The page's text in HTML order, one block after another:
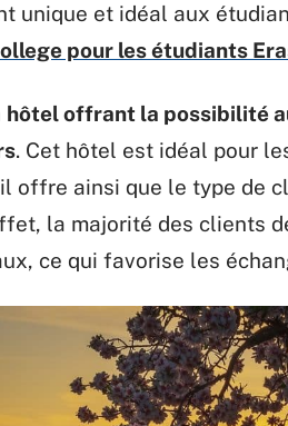
unique et idéal aux
pour les étudiants
hôtel offrant la possibilité
. Cet hôtel est idéal pour
offre ainsi que le type de
la majorité des clients
ce qui favorise les